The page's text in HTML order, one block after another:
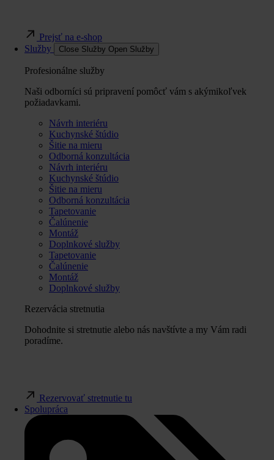
Prejsť na e-shop
Služby
Close Služby Open Služby
Profesionálne služby
Naši odborníci sú pripravení pomôcť vám s akýmikoľvek
požiadavkami.
Návrh interiéru
Kuchynské štúdio
Šitie na mieru
Odborná konzultácia
Návrh interiéru
Kuchynské štúdio
Šitie na mieru
Odborná konzultácia
Tapetovanie
Čalúnenie
Montáž
Doplnkové služby
Tapetovanie
Čalúnenie
Montáž
Doplnkové služby
Rezervácia stretnutia
Dohodnite si stretnutie alebo nás navštívte a my Vám radi
poradíme.
Rezervovať stretnutie tu
Spolupráca